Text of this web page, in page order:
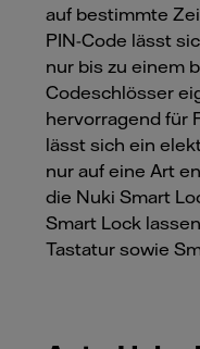
auf bestimmte
PIN-Code lässt
nur bis zu einem
Codeschlösser
hervorragend für
lässt sich ein
nur auf eine Art
die Nuki Smart
Smart Lock
Tastatur sowie